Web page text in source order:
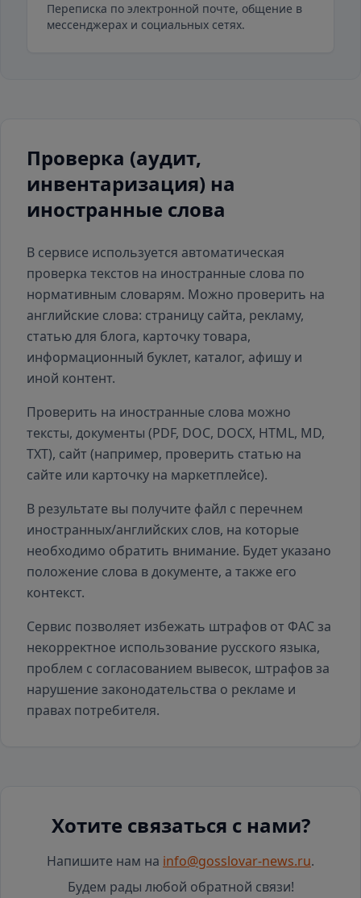
Переписка по электронной почте, общение в
мессенджерах и социальных сетях.
Проверка (аудит,
инвентаризация) на
иностранные слова
В сервисе используется автоматическая
проверка текстов на иностранные слова по
нормативным словарям. Можно проверить на
английские слова: страницу сайта, рекламу,
статью для блога, карточку товара,
информационный буклет, каталог, афишу и
иной контент.
Проверить на иностранные слова можно
тексты, документы (PDF, DOC, DOCX, HTML, MD,
TXT), сайт (например, проверить статью на
сайте или карточку на маркетплейсе).
В результате вы получите файл с перечнем
иностранных/английских слов, на которые
необходимо обратить внимание. Будет указано
положение слова в документе, а также его
контекст.
Сервис позволяет избежать штрафов от ФАС за
некорректное использование русского языка,
проблем с согласованием вывесок, штрафов за
нарушение законодательства о рекламе и
правах потребителя.
Хотите связаться с нами?
Напишите нам на info@gosslovar-news.ru.
Будем рады любой обратной связи!